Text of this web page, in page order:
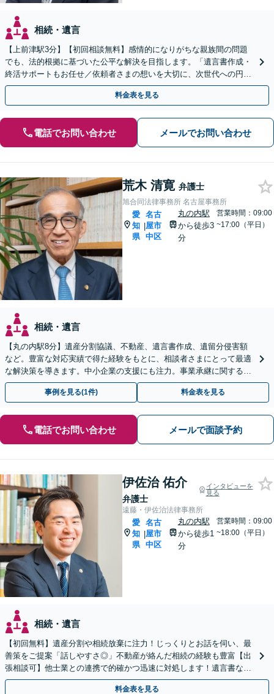
相続・遺言
【上前津駅3分】【初回相談無料】感情的になりがちな親族間の問題
でも、法的根拠に基づいた公平な解決を目指します。「遺言書作成・
終活サポートもお任せ／依頼者さまの想いを大切に、次世代への円滑
な財産承継をお手伝いします」【休日・夜間相談可】
料金表を見る
電話でお問い合わせ メールでお問い合わせ
荒木 清寛 弁護士
旭合同法律事務所 名古屋事務所
愛
知
県
|
名古
屋市
中区
丸の内駅
から徒歩3
分
営業時間：09:00
~17:00（平日）
相続・遺言
【丸の内駅8分】遺産分割協議、不動産、遺言書作成、遺留分侵害額
など。豊富な対応実績で得た経験をもとに、相談者さまにとって最適
な解決策を導きます。中小企業の支援にも注力。事業承継に関する内
容もお気軽にご相談ください【初回面談無料】
事例を見る(1件) 料金表を見る
電話でお問い合わせ メールで面談予約
伊佐治 佑介
弁護士
インタビューを
見る
遠藤・伊佐治法律事務所
愛
知
県
|
名古
屋市
中区
丸の内駅
から徒歩1
分
営業時間：09:00
~18:00（平日）
相続・遺言
【初回無料】遺産分割や相続放棄に注力！じっくりとお話を伺い、最
善策をご提案「話しやすさ◎」不動産が絡んだ相続の経験も豊富【出
張相談可】他士業との連携で的確かつ迅速に対処します！遺言書など
生前対策も【丸の内駅2分】
料金表を見る